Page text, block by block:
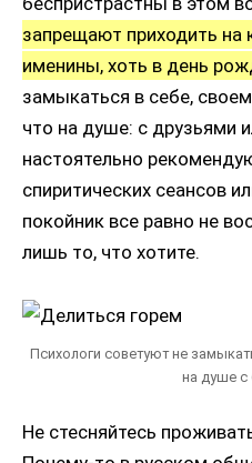
запрещают приходить на
именины, хоть в день
замыкаться в себе,
что на душе: с друзьями
настоятельно
спиритических сеансов
покойник все равно не
лишь то, что хотите.
Психологи советуют не
на душе с
Не стесняйтесь